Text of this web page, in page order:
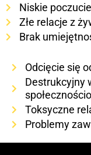
Niskie
Złe relacje z
Brak
Odcięcie się
Destrukcyjny
Toksyczne
Problemy